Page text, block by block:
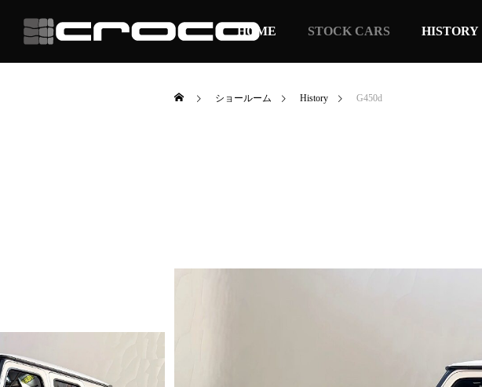
HOME STOCK CARS HISTORY
ショールーム History G450d